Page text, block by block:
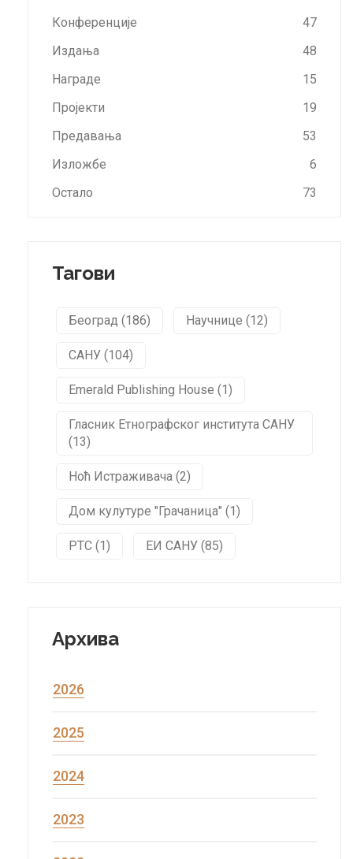
Конференције
47
Издања
48
Награде
15
Пројекти
19
Предавања
53
Изложбе
6
Остало
73
Тагови
Београд (186) Научнице (12)
САНУ (104)
Emerald Publishing House (1)
Гласник Етнографског института САНУ
(13)
Ноћ Истраживача (2)
Дом кулутуре "Грачаница" (1)
РТС (1) ЕИ САНУ (85)
Архива
2026
2025
2024
2023